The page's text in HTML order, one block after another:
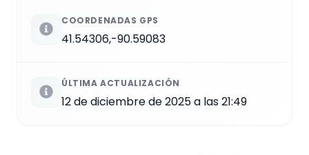
COORDENADAS GPS
41.54306,-90.59083
ÚLTIMA ACTUALIZACIÓN
12 de diciembre de 2025 a las 21:49